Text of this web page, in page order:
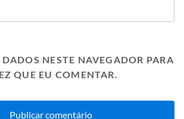
DADOS NESTE NAVEGADOR PARA
QUE EU COMENTAR.